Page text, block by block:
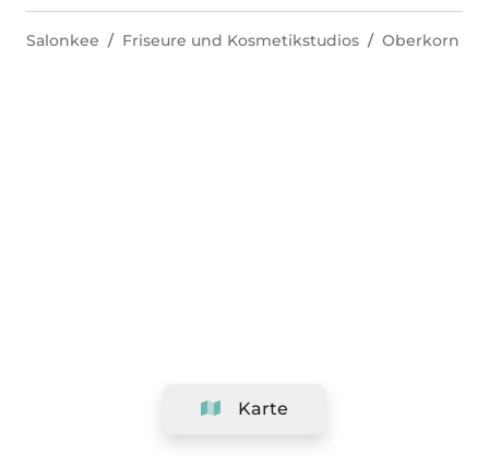
Karte
Salonkee Friseure und Kosmetikstudios Oberkorn